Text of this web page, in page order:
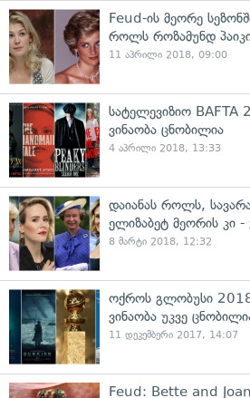
Feud-ის მეორე
როლს როზამუნდ
11 აპრილი 2018, 09:00
სატელევიზიო BAFTA
ვინაობა ცნობილია
4 აპრილი 2018, 13:33
დაიანას როლს,
ელიზაბეტ მეორის კი -
8 მარტი 2018, 12:32
ოქროს გლობუსი
ვინაობა უკვე
11 დეკემბერი 2017, 14:07
Feud: Bette and Joan-